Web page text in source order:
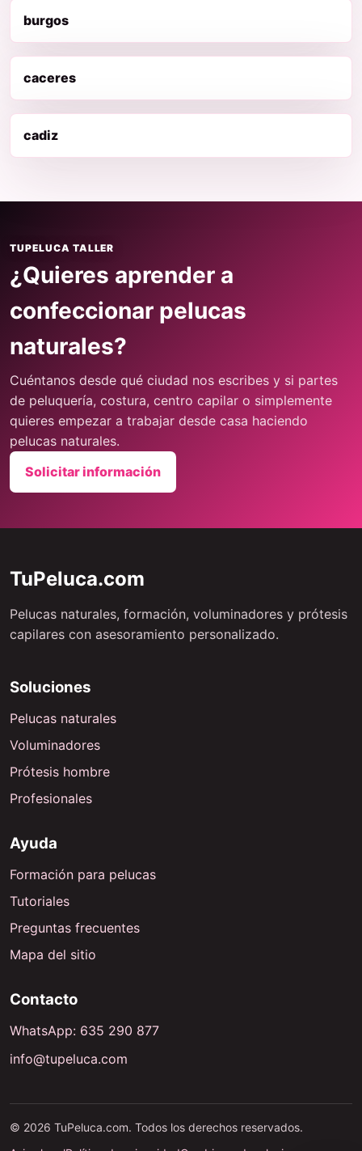
burgos
caceres
cadiz
TUPELUCA TALLER
¿Quieres aprender a
confeccionar pelucas
naturales?
Cuéntanos desde qué ciudad nos escribes y si partes
de peluquería, costura, centro capilar o simplemente
quieres empezar a trabajar desde casa haciendo
pelucas naturales.
Solicitar información
TuPeluca.com
Pelucas naturales, formación, voluminadores y prótesis
capilares con asesoramiento personalizado.
Soluciones
Pelucas naturales
Voluminadores
Prótesis hombre
Profesionales
Ayuda
Formación para pelucas
Tutoriales
Preguntas frecuentes
Mapa del sitio
Contacto
WhatsApp: 635 290 877
info@tupeluca.com
© 2026 TuPeluca.com. Todos los derechos reservados.